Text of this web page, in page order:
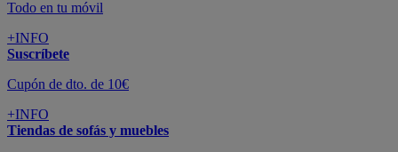
Todo en tu móvil
+INFO
Suscríbete
Cupón de dto. de 10€
+INFO
Tiendas de sofás y muebles